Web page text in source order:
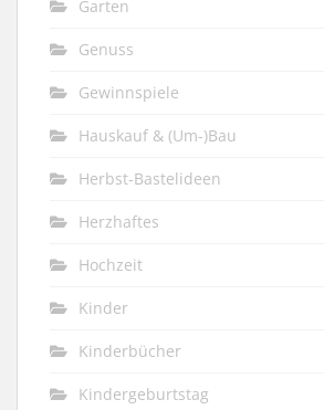
Garten
Genuss
Gewinnspiele
Hauskauf & (Um-)Bau
Herbst-Bastelideen
Herzhaftes
Hochzeit
Kinder
Kinderbücher
Kindergeburtstag